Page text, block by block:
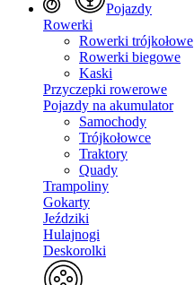
Pojazdy
Rowerki
Rowerki trójkołowe
Rowerki biegowe
Kaski
Przyczepki rowerowe
Pojazdy na akumulator
Samochody
Trójkołowce
Traktory
Quady
Trampoliny
Gokarty
Jeździki
Hulajnogi
Deskorolki